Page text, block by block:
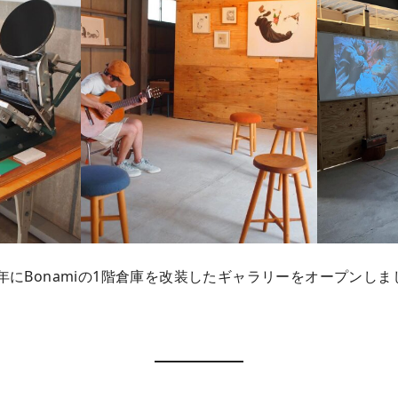
にBonamiの1階倉庫を改装したギャラリーをオープンしま